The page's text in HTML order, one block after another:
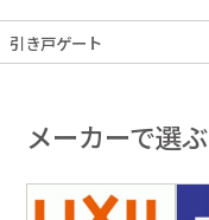
引き戸ゲート
メーカーで選ぶ